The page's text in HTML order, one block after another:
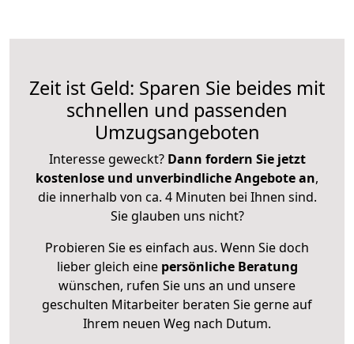
Zeit ist Geld: Sparen Sie beides mit
schnellen und passenden
Umzugsangeboten
Interesse geweckt? Dann fordern Sie jetzt
kostenlose und unverbindliche Angebote an,
die innerhalb von ca. 4 Minuten bei Ihnen sind.
Sie glauben uns nicht?
Probieren Sie es einfach aus. Wenn Sie doch
lieber gleich eine persönliche Beratung
wünschen, rufen Sie uns an und unsere
geschulten Mitarbeiter beraten Sie gerne auf
Ihrem neuen Weg nach Dutum.